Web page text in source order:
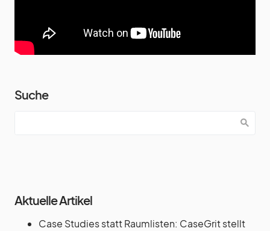
Suche
Aktuelle Artikel
Case Studies statt Raumlisten: CaseGrit stellt